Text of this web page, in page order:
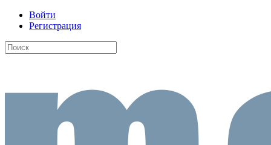
Войти
Регистрация